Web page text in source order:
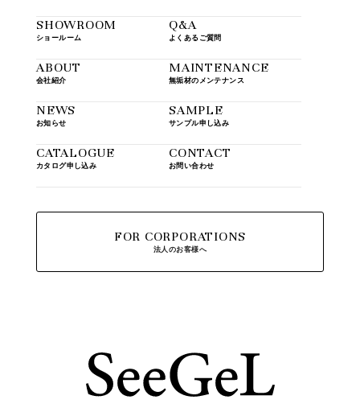
SHOWROOM
ショールーム
Q&A
よくあるご質問
ABOUT
会社紹介
MAINTENANCE
無垢材のメンテナンス
NEWS
お知らせ
SAMPLE
サンプル申し込み
CATALOGUE
カタログ申し込み
CONTACT
お問い合わせ
FOR CORPORATIONS
法人のお客様へ